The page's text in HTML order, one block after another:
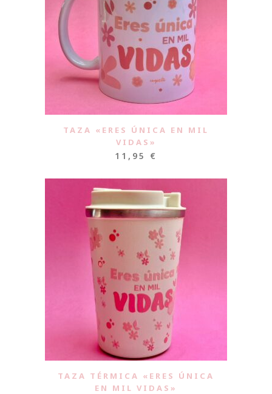
TAZA «ERES ÚNICA EN MIL
VIDAS»
11,95 €
TAZA TÉRMICA «ERES ÚNICA
EN MIL VIDAS»